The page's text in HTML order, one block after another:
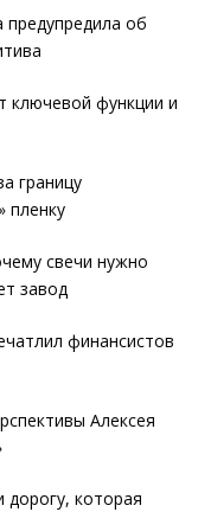
об
ключевой функции и
границу
пленку
свечи нужно
завод
финансистов
Алексея
дорогу, которая